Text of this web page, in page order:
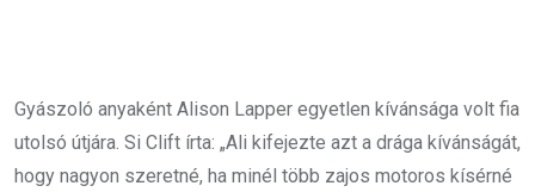
Gyászoló anyaként Alison Lapper egyetlen kívánsága volt fia
utolsó útjára. Si Clift írta: „Ali kifejezte azt a drága kívánságát,
hogy nagyon szeretné, ha minél több zajos motoros kísérné